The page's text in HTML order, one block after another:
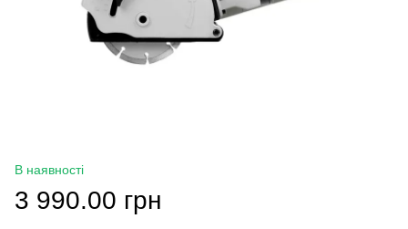
В наявності
3 990.00 грн